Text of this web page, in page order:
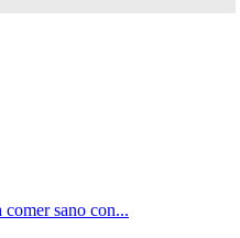
sano con...